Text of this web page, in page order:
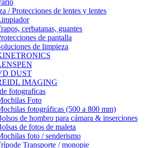
/ Protecciones de lentes y lentes
cerbatanas, guantes
de pantalla
de limpieza
DUST
IMAGING
fotograficas
Foto
fotográficas (500 a 800 mm)
de hombro para cámara & inserciones
de fotos de maleta
foto / senderismo
Transporte / monopie